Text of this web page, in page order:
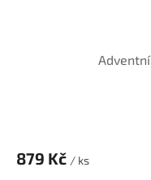
je
879 Kč / ks